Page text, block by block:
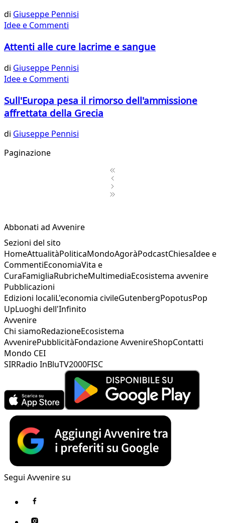
di Giuseppe Pennisi
Idee e Commenti
Attenti alle cure lacrime e sangue
di Giuseppe Pennisi
Idee e Commenti
Sull'Europa pesa il rimorso dell'ammissione
affrettata della Grecia
di Giuseppe Pennisi
Paginazione
Abbonati ad Avvenire
Sezioni del sito
HomeAttualitàPoliticaMondoAgoràPodcastChiesaIdee e
CommentiEconomiaVita e
CuraFamigliaRubricheMultimediaEcosistema avvenire
Pubblicazioni
Edizioni localiL'economia civileGutenbergPopotusPop
UpLuoghi dell'Infinito
Avvenire
Chi siamoRedazioneEcosistema
AvvenirePubblicitàFondazione AvvenireShopContatti
Mondo CEI
SIRRadio InBluTV2000FISC
Segui Avvenire su